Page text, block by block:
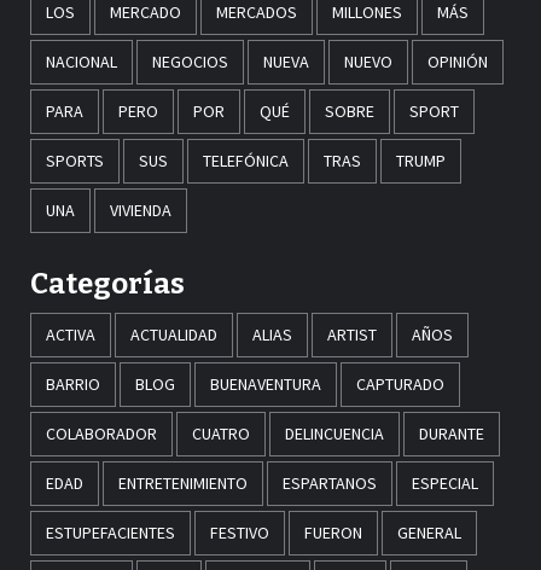
LOS MERCADO MERCADOS MILLONES MÁS
NACIONAL NEGOCIOS NUEVA NUEVO OPINIÓN
PARA PERO POR QUÉ SOBRE SPORT
SPORTS SUS TELEFÓNICA TRAS TRUMP
UNA VIVIENDA
Categorías
ACTIVA ACTUALIDAD ALIAS ARTIST AÑOS
BARRIO BLOG BUENAVENTURA CAPTURADO
COLABORADOR CUATRO DELINCUENCIA DURANTE
EDAD ENTRETENIMIENTO ESPARTANOS ESPECIAL
ESTUPEFACIENTES FESTIVO FUERON GENERAL